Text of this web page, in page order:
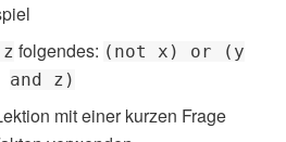
folgendes: (not x) or (y
and z)
mit einer kurzen Frage